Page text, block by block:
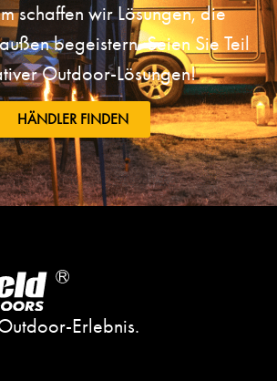
schaffen wir Lösungen, die
begeistern. Seien Sie Teil
Outdoor-Lösungen!
HÄNDLER FINDEN
Erlebnis.